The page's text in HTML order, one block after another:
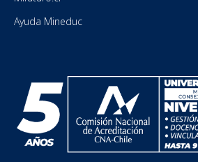
Ayuda Mineduc